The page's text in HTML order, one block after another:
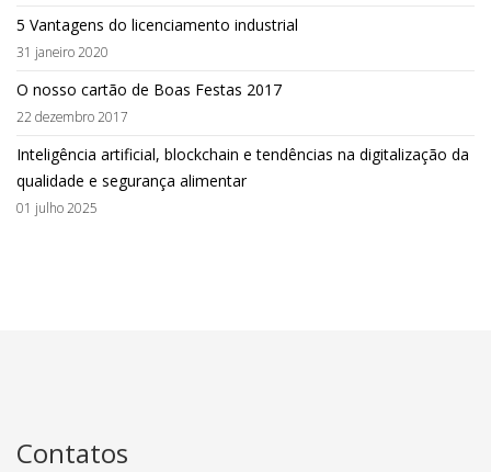
5 Vantagens do licenciamento industrial
31 janeiro 2020
O nosso cartão de Boas Festas 2017
22 dezembro 2017
Inteligência artificial, blockchain e tendências na digitalização da
qualidade e segurança alimentar
01 julho 2025
Contatos